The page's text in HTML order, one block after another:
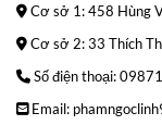
Cơ sở 1: 458 Hùng
Cơ sở 2: 33 Thích
Số điện thoại:
Email: